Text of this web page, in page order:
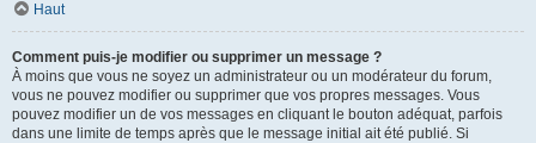
Haut
Comment puis-je modifier ou supprimer un message ?
À moins que vous ne soyez un administrateur ou un modérateur du forum,
vous ne pouvez modifier ou supprimer que vos propres messages. Vous
pouvez modifier un de vos messages en cliquant le bouton adéquat, parfois
dans une limite de temps après que le message initial ait été publié. Si